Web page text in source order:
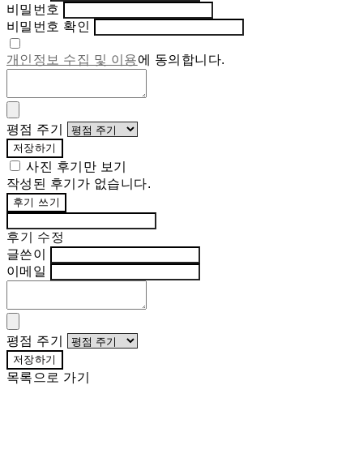
비밀번호
비밀번호 확인
개인정보 수집 및 이용에 동의합니다.
평점 주기
저장하기
사진 후기만 보기
작성된 후기가 없습니다.
후기 쓰기
후기 수정
글쓴이
이메일
평점 주기
저장하기
목록으로 가기